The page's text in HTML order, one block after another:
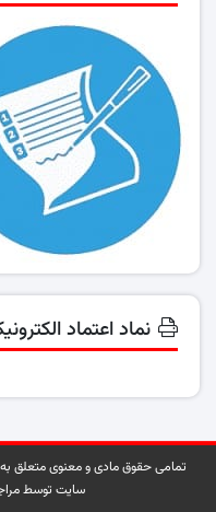
نماد اعتماد
تمامی حقوق مادی و معنوی متعلق
سایت توسط